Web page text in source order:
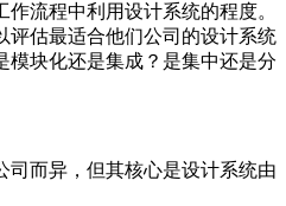
流程中利用设计系统的程度。
评估最适合他们公司的设计系统
模块化还是集成？是集中还是分
司而异，但其核心是设计系统由